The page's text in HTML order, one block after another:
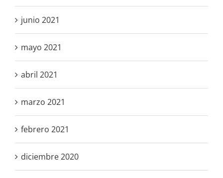
junio 2021
mayo 2021
abril 2021
marzo 2021
febrero 2021
diciembre 2020